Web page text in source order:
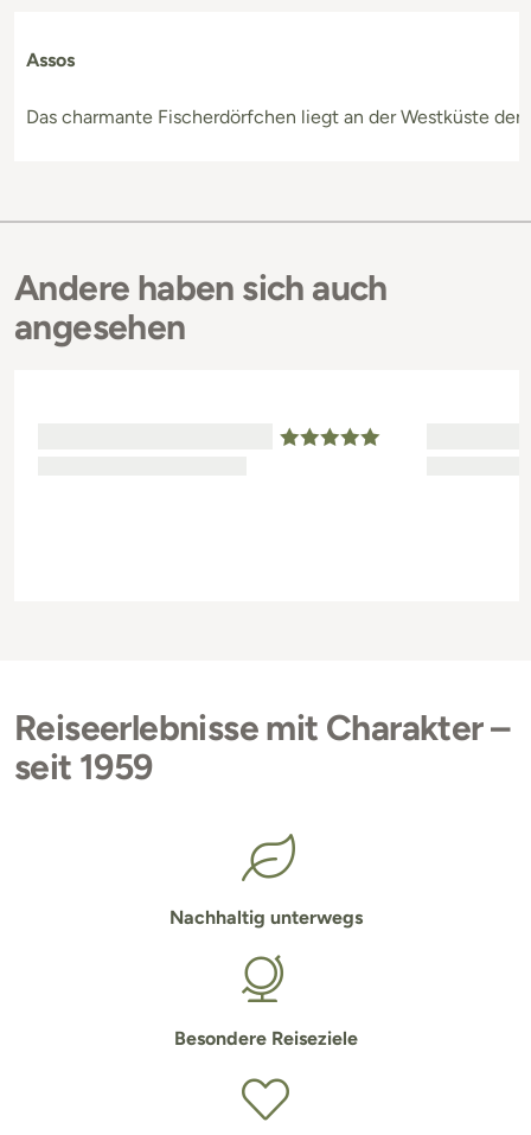
Assos
Das charmante Fischerdörfchen liegt an der Westküste
Andere haben sich auch
angesehen
Reiseerlebnisse mit Charakter –
seit 1959
Nachhaltig unterwegs
Besondere Reiseziele